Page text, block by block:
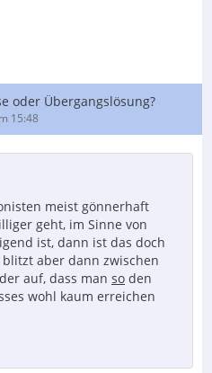
oder Übergangslösung?
15:48
meist gönnerhaft
geht, im Sinne von
ist, dann ist das doch
aber dann zwischen
auf, dass man so den
wohl kaum erreichen